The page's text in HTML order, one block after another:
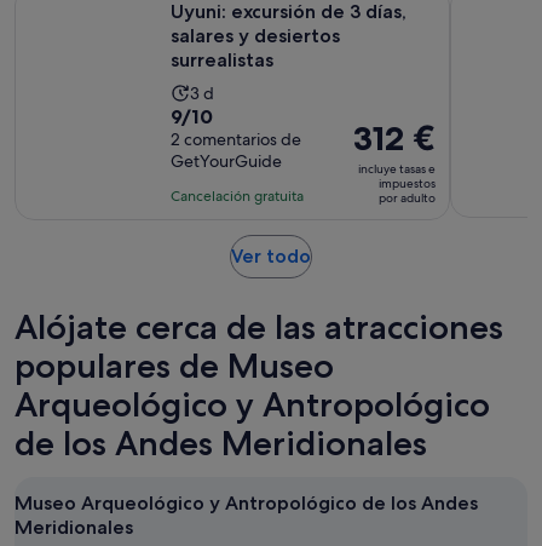
Uyuni: excursión de 3 días,
salares y desiertos
surrealistas
La
duración
de
la
actividad
3 días
3 d
9.0
sobre
10
con
comentarios
9/10
2 comentarios de
GetYourGuide
Cancelación gratuita
El
precio
es
312 €
incluye tasas e
impuestos
por adulto
Ver todoSe
una
nueva
Alójate cerca de las atracciones
populares de Museo
Arqueológico y Antropológico
de los Andes Meridionales
Museo Arqueológico y Antropológico de los Andes
Meridionales